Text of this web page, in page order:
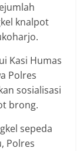
knalpot
Kasi Humas
Polres
sosialisasi
brong.
sepeda
Polres